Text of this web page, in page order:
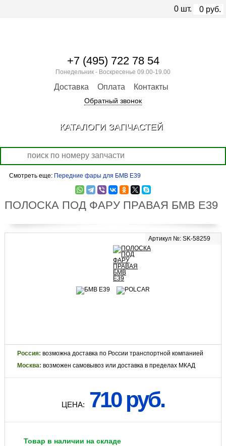
Смотреть еще: Передние фары для БМВ Е39
ПОЛОСКА ПОД ФАРУ ПРАВАЯ БМВ Е39
Артикул №: SK-58259
Россия: возможна доставка по России транспортной компанией
Москва: возможен самовывоз или доставка в пределах МКАД
ЦЕНА: 710 руб.
Товар в наличии на складе
+7 (495) 722 78 54
Понедельник - Воскресенье 09.00-19.00
Доставка Оплата Контакты
Обратный звонок
0 шт. 0 руб.
КАТАЛОГИ ЗАПЧАСТЕЙ